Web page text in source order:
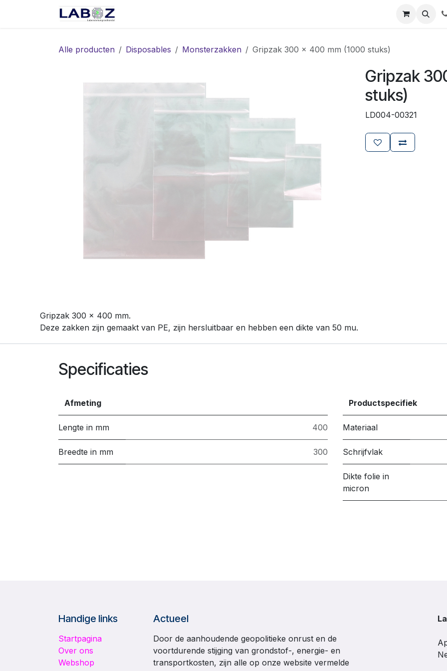
Klant worden
Alle producten Disposables Monsterzakken Gripzak 300 x 400 mm (1000 stuks)
Gripzak
stuks)
LD004-00321
Gripzak 300 x 400 mm.
Deze zakken zijn gemaakt van PE, zijn hersluitbaar en hebben een dikte van 50 mu.
Specificaties
Afmeting
Lengte in mm 400
Breedte in mm 300
Productspecifiek
Materiaal
Schrijfvlak
Dikte folie in
micron
Handige links
Startpagina
Over ons
Webshop
Actueel
Door de aanhoudende geopolitieke onrust en de
voortdurende stijging van grondstof-, energie- en
transportkosten, zijn alle op onze website vermelde